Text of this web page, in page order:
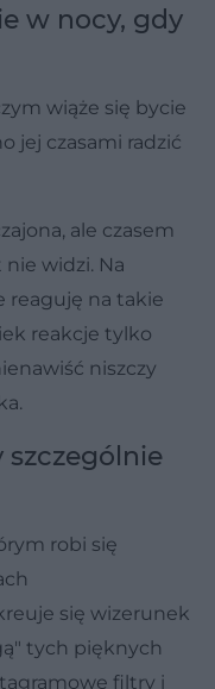
w nocy, gdy
wiąże się bycie
jej czasami radzić
ale czasem
nie widzi. Na
reaguję na takie
reakcje tylko
niszczy
robi się
się wizerunek
tych pięknych
filtry i